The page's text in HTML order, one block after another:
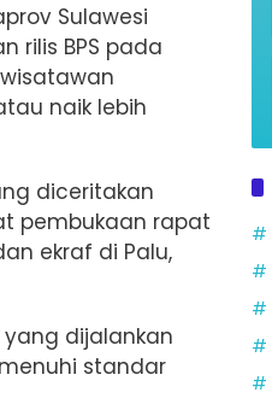
Sulawesi
rilis BPS pada
naik lebih
diceritakan
pembukaan rapat
ekraf di Palu,
dijalankan
standar